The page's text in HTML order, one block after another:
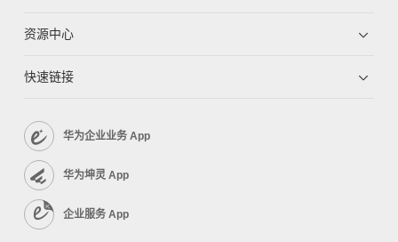
资源中心
快速链接
华为企业业务 App
华为坤灵 App
企业服务 App